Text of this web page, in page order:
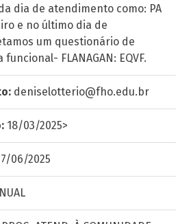
dia de atendimento como: PA
e no último dia de
um questionário de
FLANAGAN: EQVF.
deniselotterio@fho.edu.br
18/03/2025>
06/2025